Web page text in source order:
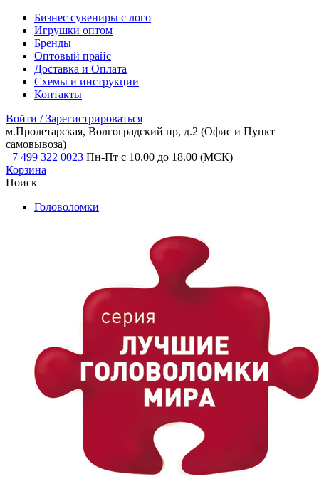
Бизнес сувениры с лого
Игрушки оптом
Бренды
Оптовый прайс
Доставка и Оплата
Схемы и инструкции
Контакты
Войти / Зарегистрироваться
м.Пролетарская, Волгоградский пр, д.2 (Офис и Пункт
самовывоза)
+7 499 322 0023 Пн-Пт с 10.00 до 18.00 (МСК)
Корзина
Поиск
Головоломки